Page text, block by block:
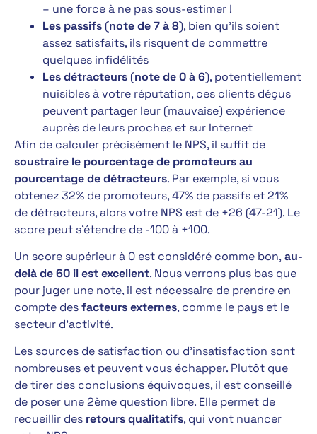
– une force à ne pas sous-estimer !
Les passifs (note de 7 à 8), bien qu’ils soient
assez satisfaits, ils risquent de commettre
quelques infidélités
Les détracteurs (note de 0 à 6), potentiellement
nuisibles à votre réputation, ces clients déçus
peuvent partager leur (mauvaise) expérience
auprès de leurs proches et sur Internet
Afin de calculer précisément le NPS, il suffit de
soustraire le pourcentage de promoteurs au
pourcentage de détracteurs. Par exemple, si vous
obtenez 32% de promoteurs, 47% de passifs et 21%
de détracteurs, alors votre NPS est de +26 (47-21). Le
score peut s’étendre de -100 à +100.
Un score supérieur à 0 est considéré comme bon, au-
delà de 60 il est excellent. Nous verrons plus bas que
pour juger une note, il est nécessaire de prendre en
compte desfacteurs externes, comme le pays et le
secteur d’activité.
Les sources de satisfaction ou d’insatisfaction sont
nombreuses et peuvent vous échapper. Plutôt que
de tirer des conclusions équivoques, il est conseillé
de poser une 2ème question libre. Elle permet de
recueillir des retours qualitatifs, qui vont nuancer